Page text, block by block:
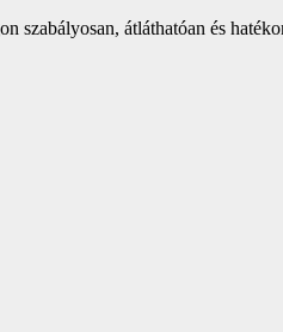
átláthatóan és